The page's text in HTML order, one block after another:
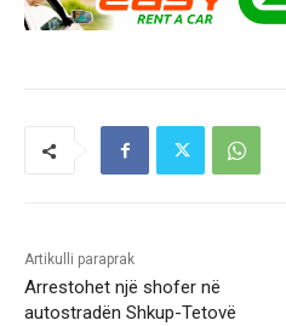
Artikulli paraprak
Arrestohet një shofer në
autostradën Shkup-Tetovë